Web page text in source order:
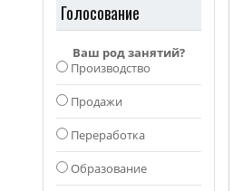
Голосование
Ваш род занятий?
Производство
Продажи
Переработка
Образование